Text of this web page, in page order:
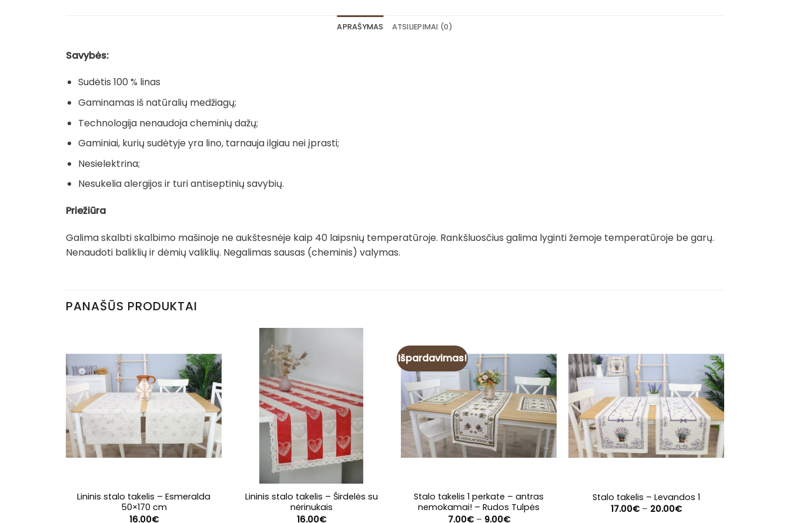
APRAŠYMAS ATSILIEPIMAI (0)
Savybės:
Sudėtis 100 % linas
Gaminamas iš natūralių medžiagų;
Technologija nenaudoja cheminių dažų;
Gaminiai, kurių sudėtyje yra lino, tarnauja ilgiau nei įprasti;
Nesielektrina;
Nesukelia alergijos ir turi antiseptinių savybių.
Priežiūra
Galima skalbti skalbimo mašinoje ne aukštesnėje kaip 40 laipsnių temperatūroje. Rankšluosčius galima lyginti žemoje temperatūroje be garų.
Nenaudoti baliklių ir dėmių valiklių. Negalimas sausas (cheminis) valymas.
PANAŠŪS PRODUKTAI
Lininis stalo takelis – Esmeralda
50×170 cm
16.00€
Lininis stalo takelis – Širdelės su
nėrinukais
16.00€
Išpardavimas!
Stalo takelis 1 perkate – antras
nemokamai! – Rudos Tulpės
7.00€ – 9.00€Price
Stalo takelis – Levandos 1
17.00€ – 20.00€Price